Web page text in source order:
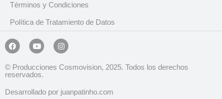
Términos y Condiciones
Política de Tratamiento de Datos
© Producciones Cosmovision, 2025. Todos los derechos
reservados.
Desarrollado por juanpatinho.com